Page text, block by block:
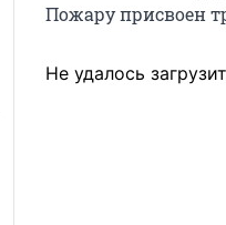
Пожару присвоен
Не удалось